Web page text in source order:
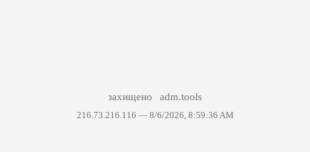
захищено adm.tools
216.73.216.116 — 8/6/2026, 8:59:36 AM